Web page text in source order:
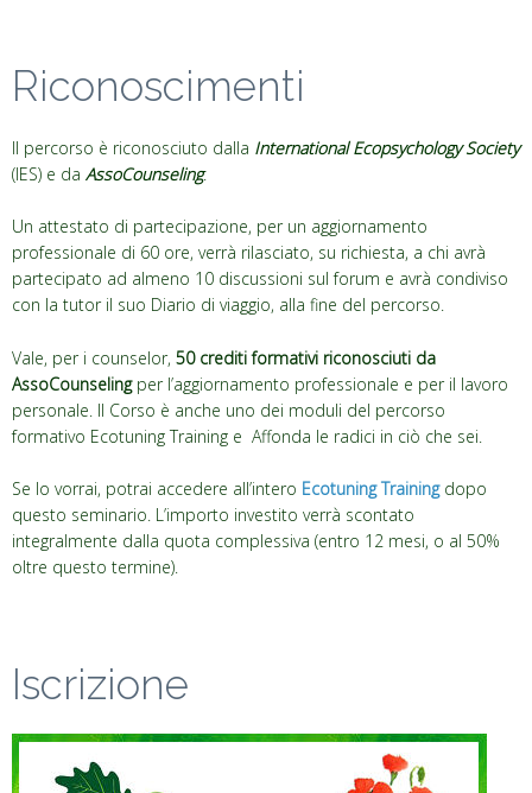
Riconoscimenti
Il percorso è riconosciuto dalla International Ecopsychology Society
(IES) e da AssoCounseling.
Un attestato di partecipazione, per un aggiornamento
professionale di 60 ore, verrà rilasciato, su richiesta, a chi avrà
partecipato ad almeno 10 discussioni sul forum e avrà condiviso
con la tutor il suo Diario di viaggio, alla fine del percorso.
Vale, per i counselor, 50 crediti formativi riconosciuti da
AssoCounselingper l’aggiornamento professionale e per il lavoro
personale. Il Corso è anche uno dei moduli del percorso
formativo Ecotuning Training e Affonda le radici in ciò che sei.
Se lo vorrai, potrai accedere all’intero Ecotuning Trainingdopo
questo seminario. L’importo investito verrà scontato
integralmente dalla quota complessiva (entro 12 mesi, o al 50%
oltre questo termine).
Iscrizione